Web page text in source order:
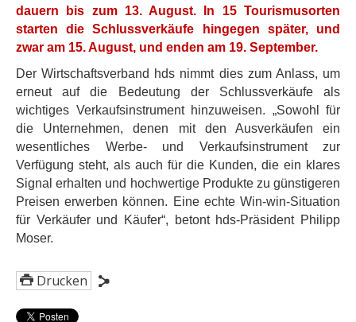
dauern bis zum 13. August. In 15 Tourismusorten
starten die Schlussverkäufe hingegen später, und
zwar am 15. August, und enden am 19. September.
Der Wirtschaftsverband hds nimmt dies zum Anlass, um
erneut auf die Bedeutung der Schlussverkäufe als
wichtiges Verkaufsinstrument hinzuweisen. „Sowohl für
die Unternehmen, denen mit den Ausverkäufen ein
wesentliches Werbe- und Verkaufsinstrument zur
Verfügung steht, als auch für die Kunden, die ein klares
Signal erhalten und hochwertige Produkte zu günstigeren
Preisen erwerben können. Eine echte Win-win-Situation
für Verkäufer und Käufer“, betont hds-Präsident Philipp
Moser.
Drucken